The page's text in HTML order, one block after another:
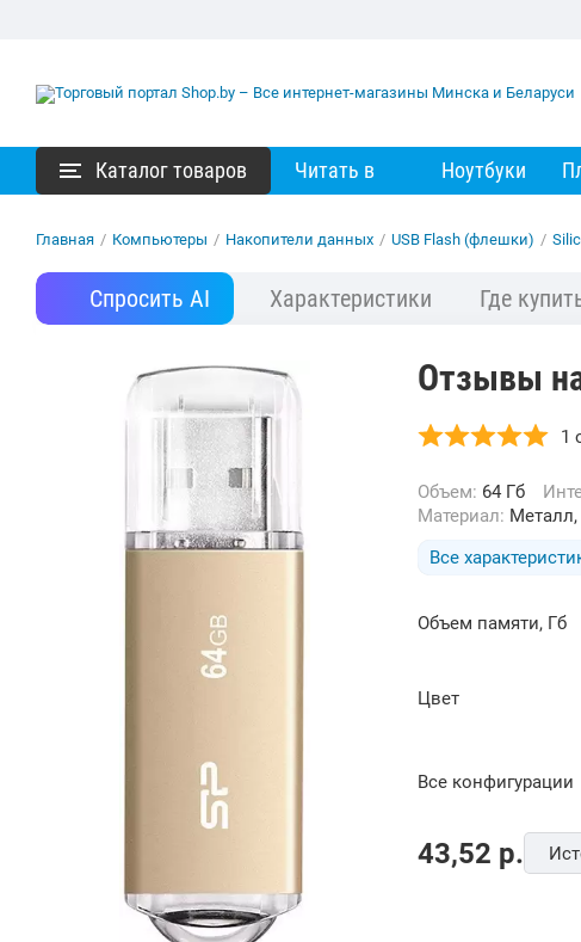
Каталог товаров Читать в Ноутбуки
Главная / Компьютеры / Накопители данных / USB Flash (флешки) /
Спросить AI Характеристики Где
Отзывы
1
Объем: 64 Гб
Материал:
Все
Объем памяти, Гб
Цвет
Все конфигурации
43,52 p.